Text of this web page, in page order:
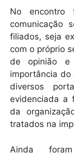
No encontro
comunicação
filiados, seja
com o próprio
de opinião e
importância do
diversos
evidenciada a
da
tratados na
Ainda